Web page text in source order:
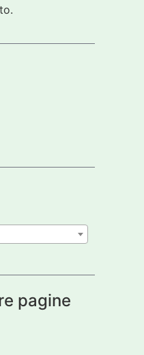
pagine